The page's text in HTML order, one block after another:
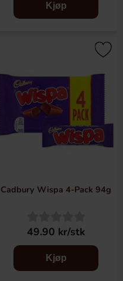
Kjøp
Cadbury Wispa 4-Pack 94g
49.90 kr/stk
Kjøp